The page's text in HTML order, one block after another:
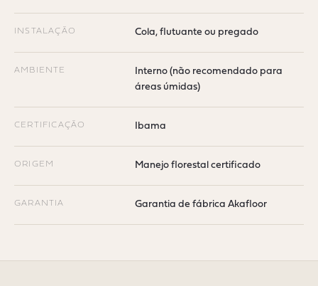
INSTALAÇÃO Cola, flutuante ou pregado
AMBIENTE
Interno (não recomendado para
áreas úmidas)
CERTIFICAÇÃO Ibama
ORIGEM Manejo florestal certificado
GARANTIA Garantia de fábrica Akafloor